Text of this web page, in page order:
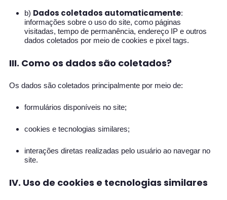
b) Dados coletados automaticamente:
informações sobre o uso do site, como páginas
visitadas, tempo de permanência, endereço IP e outros
dados coletados por meio de cookies e pixel tags.
III. Como os dados são coletados?
Os dados são coletados principalmente por meio de:
formulários disponíveis no site;
cookies e tecnologias similares;
interações diretas realizadas pelo usuário ao navegar no
site.
IV. Uso de cookies e tecnologias similares